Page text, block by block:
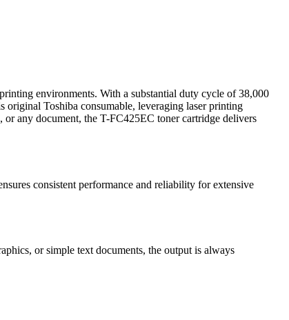
environments. With a substantial duty cycle of 38,000
original Toshiba consumable, leveraging laser printing
or any document, the T-FC425EC toner cartridge delivers
consistent performance and reliability for extensive
or simple text documents, the output is always